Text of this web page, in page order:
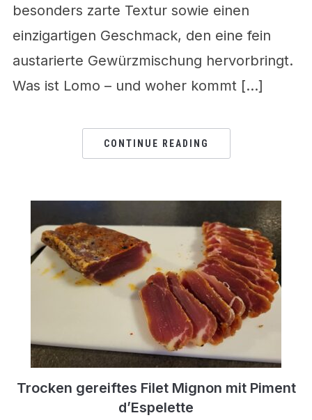
besonders zarte Textur sowie einen
einzigartigen Geschmack, den eine fein
austarierte Gewürzmischung hervorbringt.
Was ist Lomo – und woher kommt […]
CONTINUE READING
Trocken gereiftes Filet Mignon mit Piment
d’Espelette